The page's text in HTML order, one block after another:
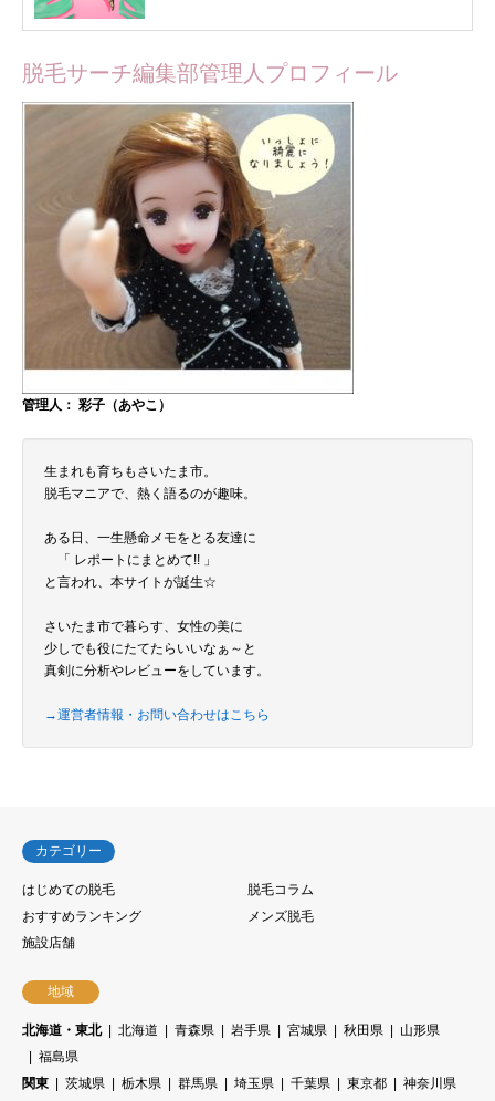
脱毛サーチ編集部管理人プロフィール
管理人： 彩子（あやこ）
生まれも育ちもさいたま市。
脱毛マニアで、熱く語るのが趣味。
ある日、一生懸命メモをとる友達に
「 レポートにまとめて!! 」
と言われ、本サイトが誕生☆
さいたま市で暮らす、女性の美に
少しでも役にたてたらいいなぁ～と
真剣に分析やレビューをしています。
→運営者情報・お問い合わせはこちら
カテゴリー
はじめての脱毛
脱毛コラム
おすすめランキング
メンズ脱毛
施設店舗
地域
北海道・東北 北海道 青森県 岩手県 宮城県 秋田県
山形県
福島県
関東
茨城県 栃木県 群馬県 埼玉県 千葉県 東京都 神奈川県